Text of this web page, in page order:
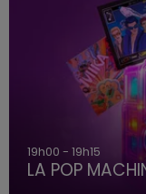
19h00 - 19h15
LA POP